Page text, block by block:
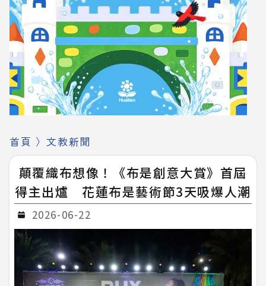
首頁 〉 文教新聞
顛覆織布想像！《布是創意大賞》首屆
得主出爐 花蓮布是藝術節3天吸爆人潮
2026-06-22